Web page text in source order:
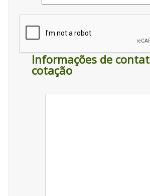
Informações de
cotação